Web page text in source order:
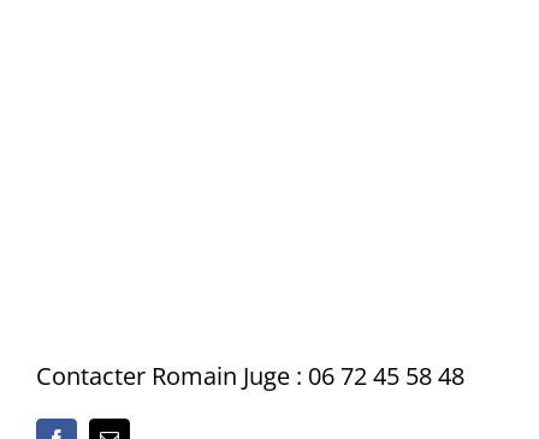
Contacter Romain Juge : 06 72 45 58 48